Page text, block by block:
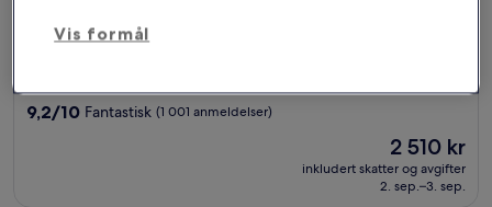
Lopesan Villa del Conde Resort & Thalasso
Lopesan Villa del Conde Resort & Thalasso
5.0
stjerner
9.2
9,2/10 Fantastisk (1 001 anmeldelser)
Prisen
2 510 kr
2 510 kr
inkludert skatter og avgifter
2. sep.–3. sep.
Vis formål